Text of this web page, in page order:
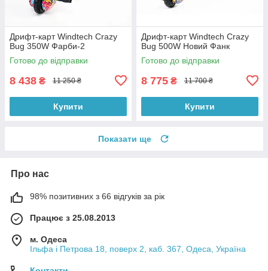
Дрифт-карт Windtech Crazy
Bug 350W Фарби-2
Готово до відправки
8 438 ₴ 11 250 ₴
Купити
Дрифт-карт Windtech Crazy
Bug 500W Новий Фанк
Готово до відправки
8 775 ₴ 11 700 ₴
Купити
Показати ще
Про нас
98% позитивних з 66 відгуків за рік
Працює з 25.08.2013
м. Одеса
Ільфа і Петрова 18, поверх 2, каб. 367, Одеса, Україна